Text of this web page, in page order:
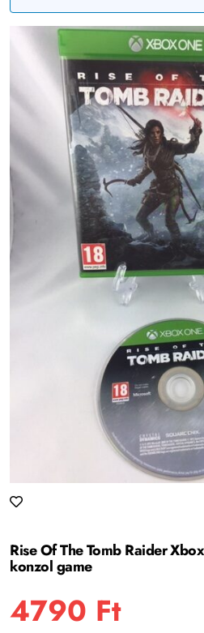
Rise Of The Tomb Raider
konzol game
4790 Ft